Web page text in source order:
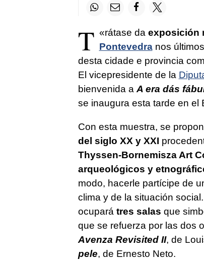
«
T rátase da exposición
Pontevedranos
desta cidade e provincia
El vicepresidente de la
bienvenida a A era dás
se inaugura esta tarde en el
Con esta muestra, se
del siglo XX y XXI
Thyssen-Bornemisza Art
arqueológicos y
modo, hacerle partícipe de
clima y de la situación
ocupará tres salas que
que se refuerza por las dos
Avenza Revisited II, de
pele, de Ernesto Neto.